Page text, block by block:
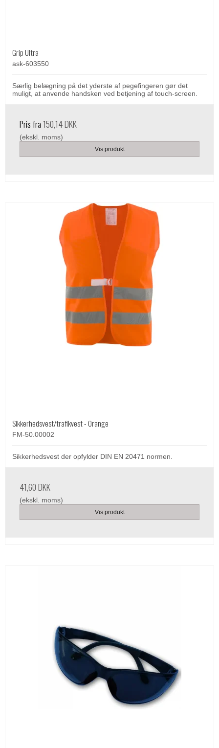
Grip Ultra
ask-603550
Særlig belægning på det yderste af pegefingeren gør det
muligt, at anvende handsken ved betjening af touch-screen.
Pris fra150,14 DKK
(ekskl. moms)
Vis produkt
Sikkerhedsvest/trafikvest - Orange
FM-50.00002
Sikkerhedsvest der opfylder DIN EN 20471 normen.
41,60 DKK
(ekskl. moms)
Vis produkt